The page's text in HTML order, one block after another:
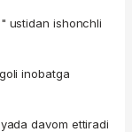
ustidan ishonchli
inobatga
davom ettiradi